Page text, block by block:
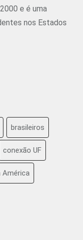
e é uma
nos Estados
brasileiros
conexão UF
América